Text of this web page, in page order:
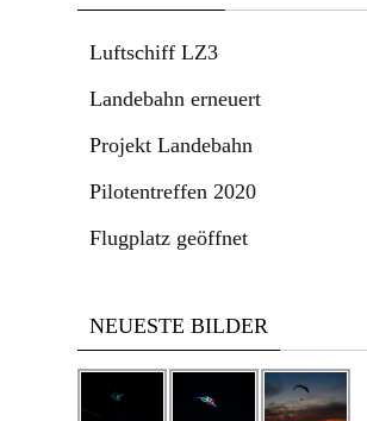
Luftschiff LZ3
Landebahn erneuert
Projekt Landebahn
Pilotentreffen 2020
Flugplatz geöffnet
NEUESTE BILDER